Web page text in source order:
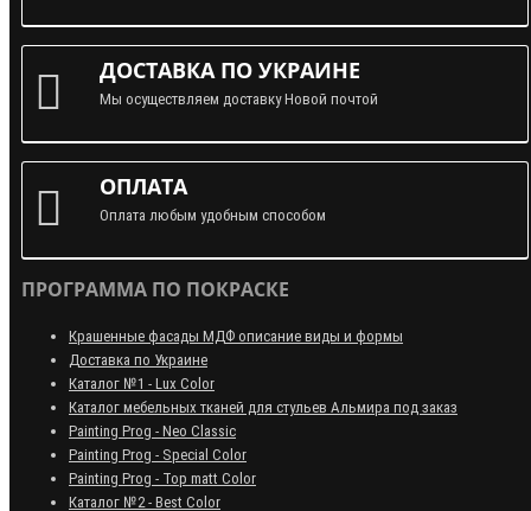
ДОСТАВКА ПО УКРАИНЕ
Мы осуществляем доставку Новой почтой
ОПЛАТА
Оплата любым удобным способом
ПРОГРАММА ПО ПОКРАСКЕ
Крашенные фасады МДФ описание виды и формы
Доставка по Украине
Каталог №1 - Lux Color
Каталог мебельных тканей для стульев Альмира под заказ
Painting Prog - Neo Classiс
Painting Prog - Special Color
Painting Prog - Top matt Color
Каталог №2 - Best Color